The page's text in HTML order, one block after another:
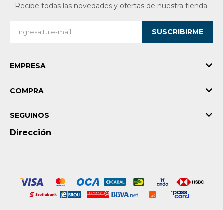
Recibe todas las novedades y ofertas de nuestra tienda.
SUSCRIBIRME
EMPRESA
COMPRA
Dirección
SEGUINOS